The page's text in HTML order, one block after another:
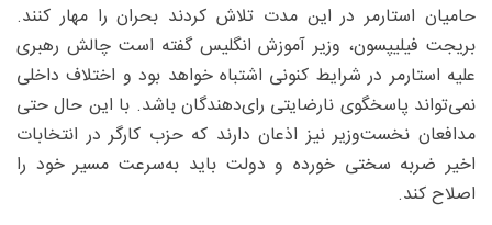
حامیان استارمر در این مدت تلاش کردند بحران را مهار کنند.
بریجت فیلیپسون، وزیر آموزش انگلیس گفته است چالش رهبری
علیه استارمر در شرایط کنونی اشتباه خواهد بود و اختلاف داخلی
نمی‌تواند پاسخگوی نارضایتی رای‌دهندگان باشد. با این حال حتی
مدافعان نخست‌وزیر نیز اذعان دارند که حزب کارگر در انتخابات
اخیر ضربه سختی خورده و دولت باید به‌سرعت مسیر خود را
اصلاح کند.